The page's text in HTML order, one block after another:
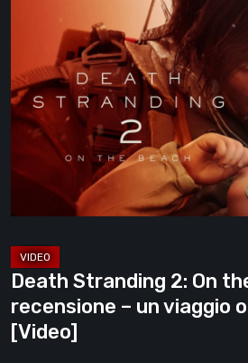
Stranding
On
the
Beach,
recensione
–
viaggio
oltre
il
viaggio
Death Stranding 2: On
recensione – un viaggio
[Video]